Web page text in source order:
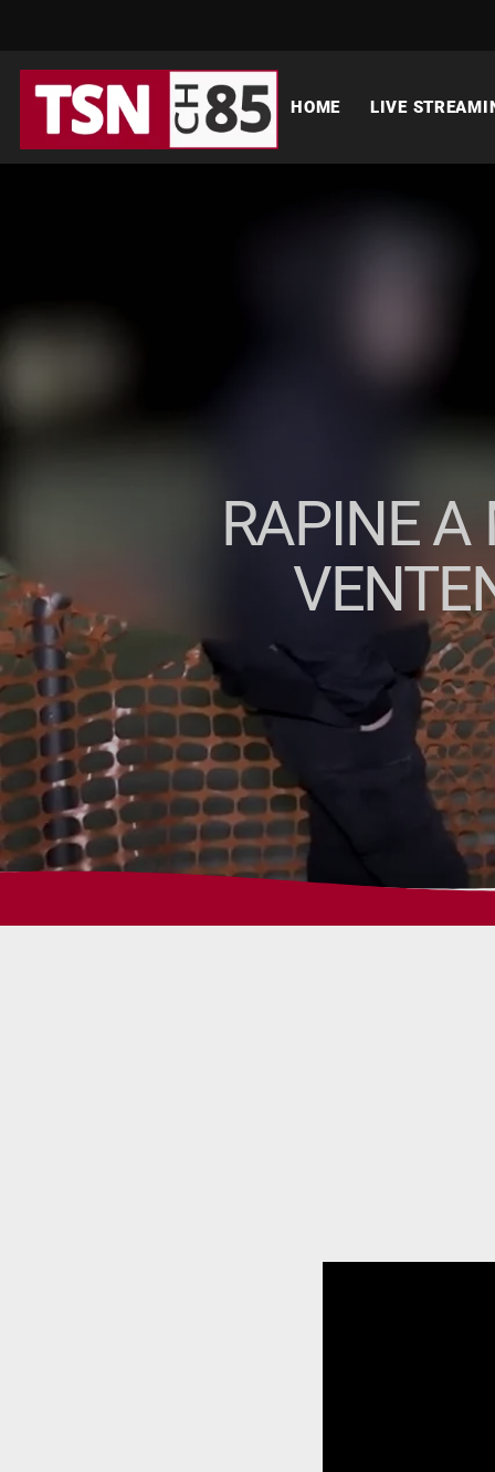
HOME LIVE
RAPINE A